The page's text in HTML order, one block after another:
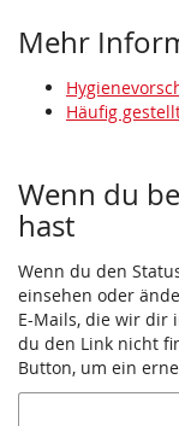
Mehr
Häufig
Wenn du
hast
Wenn du den
einsehen oder
E-Mails, die wir dir
du den Link nicht
Button, um ein